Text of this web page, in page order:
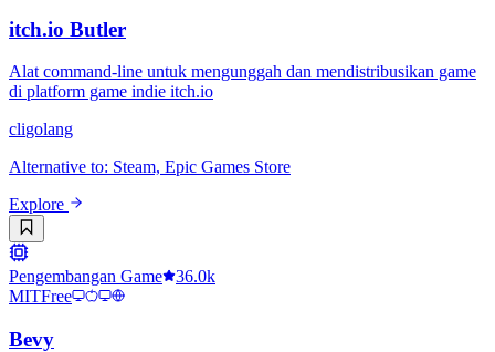
itch.io Butler
Alat command-line untuk mengunggah dan mendistribusikan game
di platform game indie itch.io
cligolang
Alternative to: Steam, Epic Games Store
Explore
Pengembangan Game
36.0k
MITFree
Bevy